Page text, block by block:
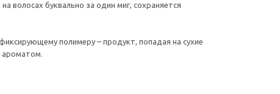
волосах буквально за один миг, сохраняется
полимеру – продукт, попадая на сухие
ароматом.